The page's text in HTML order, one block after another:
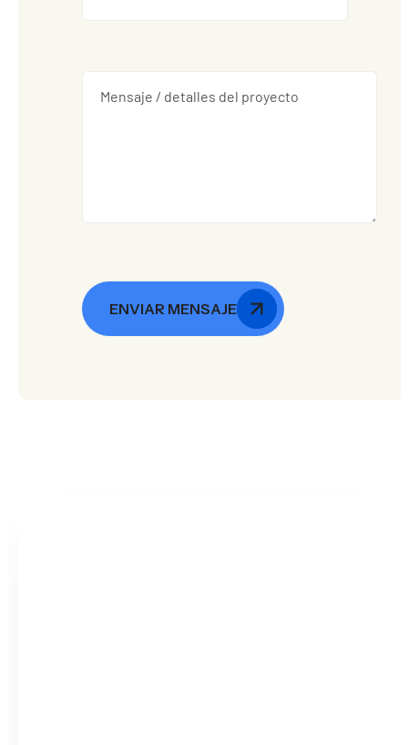
Mensaje / detalles del proyecto
ENVIAR MENSAJE